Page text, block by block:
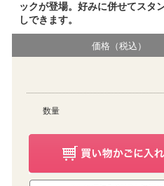
ックが登場。好みに併せてスタ
しできます。
価格（税込）
数量